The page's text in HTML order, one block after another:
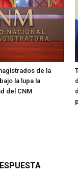
de la
la lupa la
del CNM